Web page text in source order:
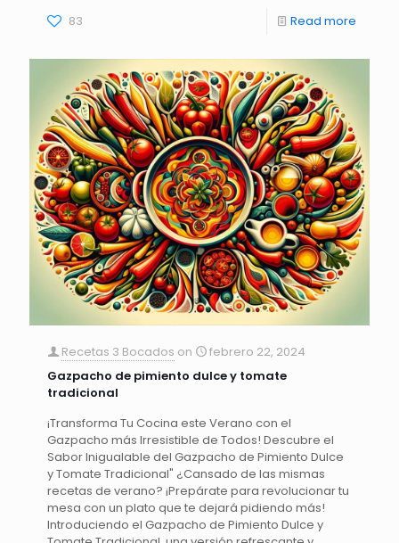
83 Read more
Recetas 3 Bocados on
febrero 22, 2024
Gazpacho de pimiento dulce y tomate
tradicional
¡Transforma Tu Cocina este Verano con el
Gazpacho más Irresistible de Todos! Descubre el
Sabor Inigualable del Gazpacho de Pimiento Dulce
y Tomate Tradicional" ¿Cansado de las mismas
recetas de verano? ¡Prepárate para revolucionar tu
mesa con un plato que te dejará pidiendo más!
Introduciendo el Gazpacho de Pimiento Dulce y